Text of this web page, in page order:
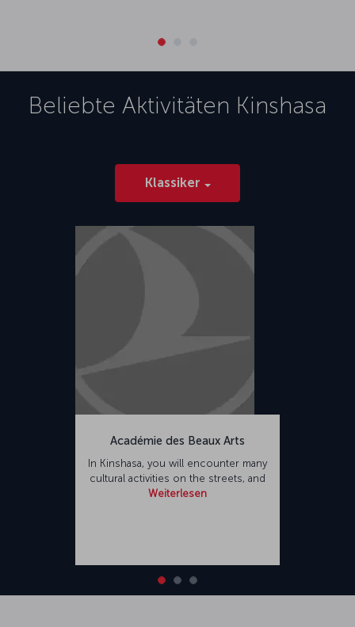
Beliebte Aktivitäten Kinshasa
Klassiker
Académie des Beaux Arts
In Kinshasa, you will encounter many
cultural activities on the streets, and
Weiterlesen